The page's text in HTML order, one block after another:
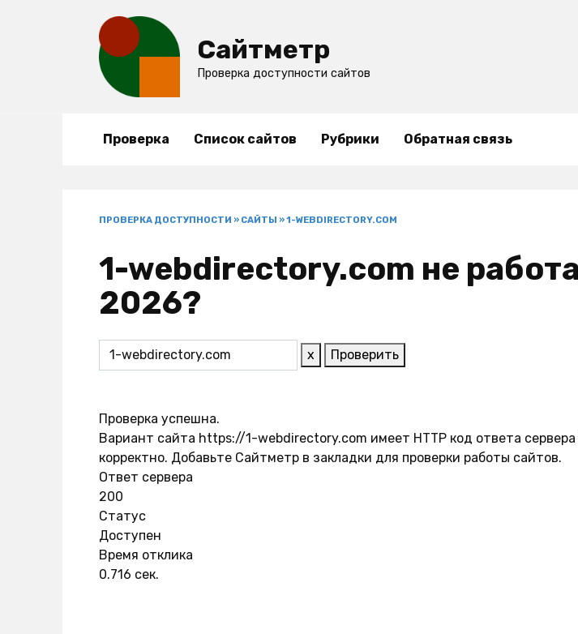
Сайтметр
Проверка доступности сайтов
Проверка Список сайтов Рубрики Обратная связь
ПРОВЕРКА ДОСТУПНОСТИ » САЙТЫ »1-WEBDIRECTORY.COM
1-webdirectory.com не
2026?
x Проверить
Проверка успешна.
Вариант сайта https://1-webdirectory.com имеет HTTP код ответа
корректно. Добавьте Сайтметр в закладки для проверки работы сайтов.
Ответ сервера
200
Статус
Доступен
Время отклика
0.716 сек.